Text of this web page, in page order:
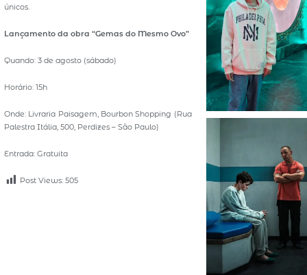
únicos.
Lançamento da obra “Gemas do Mesmo Ovo”
Quando: 3 de agosto (sábado)
Horário: 15h
Onde: Livraria Paisagem, Bourbon Shopping (Rua
Palestra Itália, 500, Perdizes – São Paulo)
Entrada: Gratuita
Post Views: 505